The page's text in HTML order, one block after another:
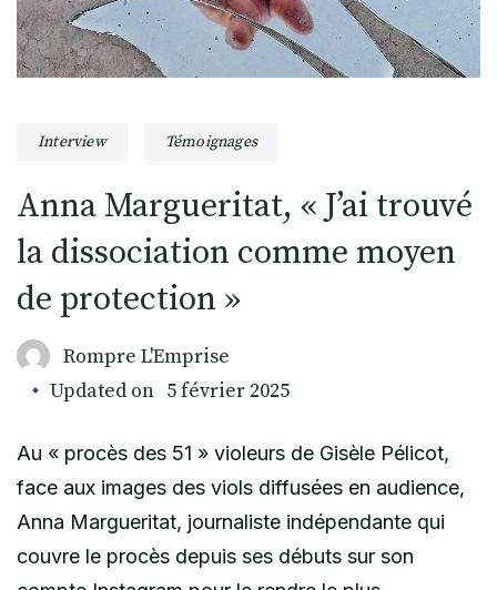
Interview Témoignages
Anna Margueritat, « J’ai trouvé
la dissociation comme moyen
de protection »
Rompre L'Emprise
Updated on 5 février 2025
Au « procès des 51 » violeurs de Gisèle Pélicot,
face aux images des viols diffusées en audience,
Anna Margueritat, journaliste indépendante qui
couvre le procès depuis ses débuts sur son